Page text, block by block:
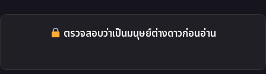
ตรวจสอบว่าเป็นมนุษย์ต่างดาวก่อนอ่าน